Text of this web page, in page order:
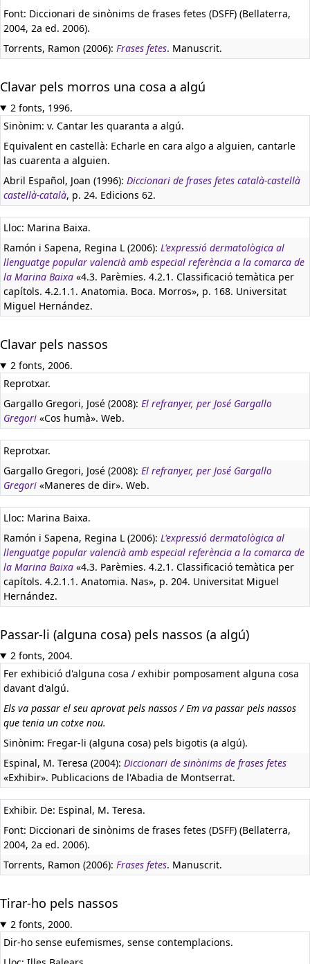
Font: Diccionari de sinònims de frases fetes (DSFF) (Bellaterra,
2004, 2a ed. 2006).
Torrents, Ramon (2006): Frases fetes. Manuscrit.
Clavar pels morros una cosa a algú
2 fonts, 1996.
Sinònim: v. Cantar les quaranta a algú.
Equivalent en castellà: Echarle en cara algo a alguien, cantarle
las cuarenta a alguien.
Abril Español, Joan (1996): Diccionari de frases fetes català-castellà
castellà-català, p. 24. Edicions 62.
Lloc: Marina Baixa.
Ramón i Sapena, Regina L (2006): L'expressió dermatològica al
llenguatge popular valencià amb especial referència a la comarca de
la Marina Baixa «4.3. Parèmies. 4.2.1. Classificació temàtica per
capítols. 4.2.1.1. Anatomia. Boca. Morros», p. 168. Universitat
Miguel Hernández.
Clavar pels nassos
2 fonts, 2006.
Reprotxar.
Gargallo Gregori, José (2008): El refranyer, per José Gargallo
Gregori «Cos humà». Web.
Reprotxar.
Gargallo Gregori, José (2008): El refranyer, per José Gargallo
Gregori «Maneres de dir». Web.
Lloc: Marina Baixa.
Ramón i Sapena, Regina L (2006): L'expressió dermatològica al
llenguatge popular valencià amb especial referència a la comarca de
la Marina Baixa «4.3. Parèmies. 4.2.1. Classificació temàtica per
capítols. 4.2.1.1. Anatomia. Nas», p. 204. Universitat Miguel
Hernández.
Passar-li (alguna cosa) pels nassos (a algú)
2 fonts, 2004.
Fer exhibició d'alguna cosa / exhibir pomposament alguna cosa
davant d'algú.
Els va passar el seu aprovat pels nassos / Em va passar pels nassos
que tenia un cotxe nou.
Sinònim: Fregar-li (alguna cosa) pels bigotis (a algú).
Espinal, M. Teresa (2004): Diccionari de sinònims de frases fetes
«Exhibir». Publicacions de l'Abadia de Montserrat.
Exhibir. De: Espinal, M. Teresa.
Font: Diccionari de sinònims de frases fetes (DSFF) (Bellaterra,
2004, 2a ed. 2006).
Torrents, Ramon (2006): Frases fetes. Manuscrit.
Tirar-ho pels nassos
2 fonts, 2000.
Dir-ho sense eufemismes, sense contemplacions.